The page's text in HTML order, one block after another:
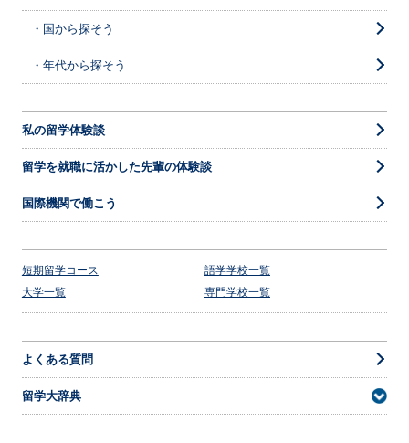
・国から探そう
・年代から探そう
私の留学体験談
留学を就職に活かした先輩の体験談
国際機関で働こう
短期留学コース
語学学校一覧
大学一覧
専門学校一覧
よくある質問
留学大辞典